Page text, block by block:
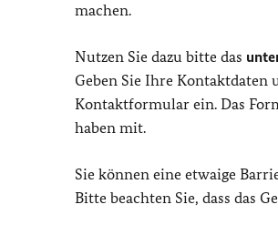
machen.
Nutzen Sie dazu bitte das
Geben Sie Ihre Kontaktdaten
Kontaktformular ein. Das
haben mit.
Sie können eine etwaige
Bitte beachten Sie, dass das